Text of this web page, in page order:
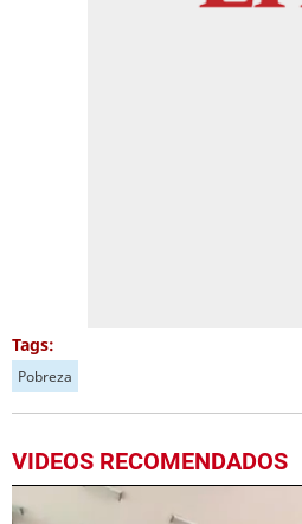
Tags:
Pobreza
VIDEOS RECOMENDADOS